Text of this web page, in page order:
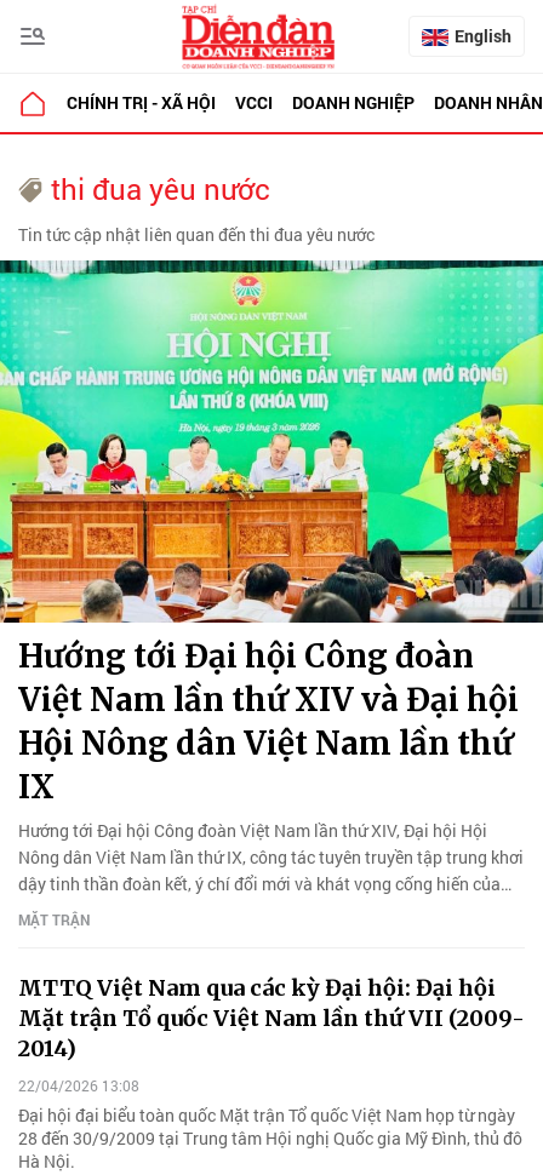
English
CHÍNH TRỊ - XÃ HỘI VCCI DOANH NGHIỆP DOANH NHÂN
thi đua yêu nước
Tin tức cập nhật liên quan đến thi đua yêu nước
Hướng tới Đại hội Công đoàn
Việt Nam lần thứ XIV và Đại hội
Hội Nông dân Việt Nam lần thứ
IX
Hướng tới Đại hội Công đoàn Việt Nam lần thứ XIV, Đại hội Hội
Nông dân Việt Nam lần thứ IX, công tác tuyên truyền tập trung khơi
dậy tinh thần đoàn kết, ý chí đổi mới và khát vọng cống hiến của
nhân.
MẶT TRẬN
MTTQ Việt Nam qua các kỳ Đại hội: Đại hội
Mặt trận Tổ quốc Việt Nam lần thứ VII (2009-
2014)
22/04/2026 13:08
Đại hội đại biểu toàn quốc Mặt trận Tổ quốc Việt Nam họp từ ngày
28 đến 30/9/2009 tại Trung tâm Hội nghị Quốc gia Mỹ Đình, thủ đô
Hà Nội.